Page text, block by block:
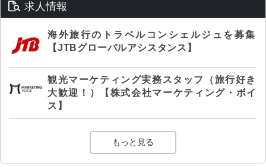
求人情報
海外旅行のトラベルコンシェルジュを募集
【JTBグローバルアシスタンス】
観光マーケティング実務スタッフ（旅行好き
大歓迎！）【株式会社マーケティング・ボイ
ス】
もっと見る